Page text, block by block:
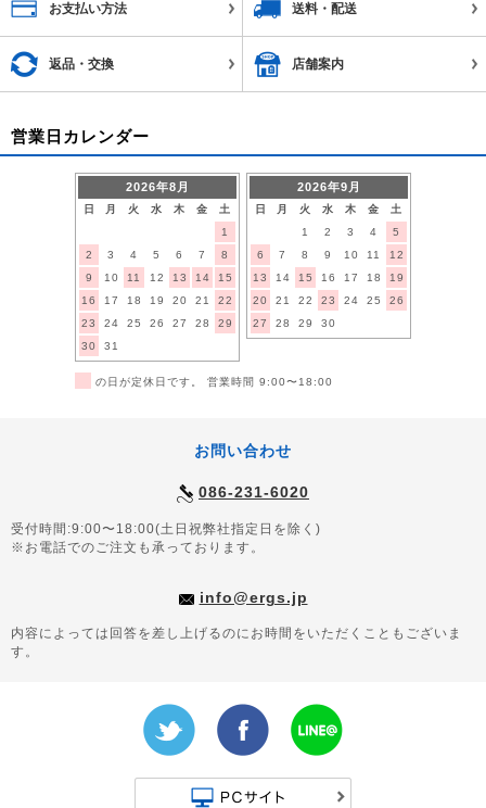
お支払い方法 送料・配送
返品・交換 店舗案内
営業日カレンダー
2026年8月
日 月 火 水 木 金
土
1
2
3 4 5 6 7
8
9
10 11 12 13 14
15
16
17 18 19 20 21
22
23
24 25 26 27 28
29
30
31
2026年9月
日 月 火 水 木 金
土
1
2 3 4
5
6
7 8 9 10 11
12
13
14 15 16 17 18
19
20
21 22 23 24 25
26
27
28 29 30
の日が定休日です。 営業時間 9:00〜18:00
お問い合わせ
086-231-6020
受付時間:9:00〜18:00(土日祝弊社指定日を除く)
※お電話でのご注文も承っております。
info@ergs.jp
内容によっては回答を差し上げるのにお時間をいただくこともございま
す。